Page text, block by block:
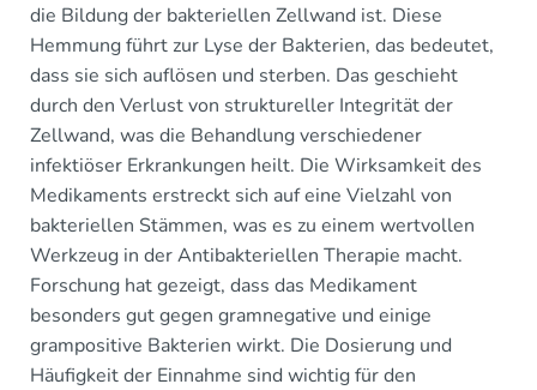
die Bildung der bakteriellen Zellwand ist. Diese
Hemmung führt zur Lyse der Bakterien, das bedeutet,
dass sie sich auflösen und sterben. Das geschieht
durch den Verlust von struktureller Integrität der
Zellwand, was die Behandlung verschiedener
infektiöser Erkrankungen heilt. Die Wirksamkeit des
Medikaments erstreckt sich auf eine Vielzahl von
bakteriellen Stämmen, was es zu einem wertvollen
Werkzeug in der Antibakteriellen Therapie macht.
Forschung hat gezeigt, dass das Medikament
besonders gut gegen gramnegative und einige
grampositive Bakterien wirkt. Die Dosierung und
Häufigkeit der Einnahme sind wichtig für den